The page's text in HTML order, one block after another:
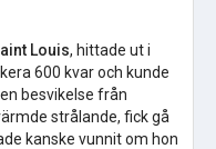
Louis, hittade ut i
600 kvar och kunde
besvikelse från
strålande, fick gå
kanske vunnit om hon